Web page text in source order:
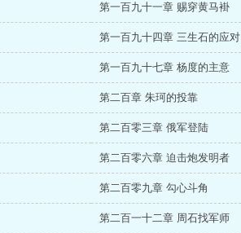
第一百九十一章 赐穿黄马褂
第一百九十四章 三生石的应对
第一百九十七章 杨度的主意
第二百章 朱珂的投靠
第二百零三章 俄军登陆
第二百零六章 迫击炮发明者
第二百零九章 勾心斗角
第二百一十二章 周石找军师